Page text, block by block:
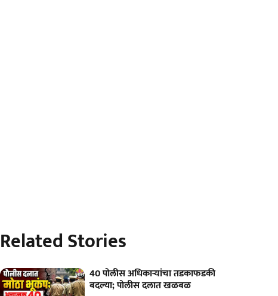
Related Stories
40 पोलीस अधिकाऱ्यांचा तडकाफडकी
बदल्या; पोलीस दलात खळबळ